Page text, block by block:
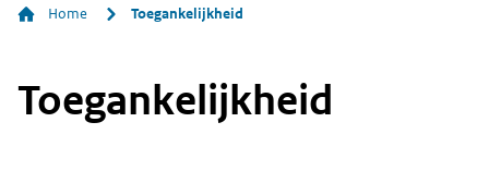
Home Toegankelijkheid
Toegankelijkheid